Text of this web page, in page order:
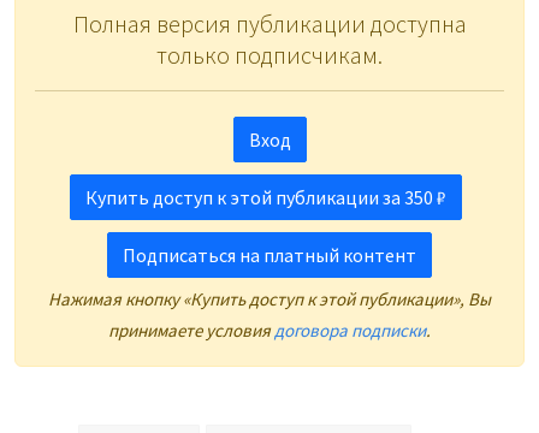
Полная версия публикации доступна
только подписчикам.
Вход
Купить доступ к этой публикации за 350 ₽
Подписаться на платный контент
Нажимая кнопку «Купить доступ к этой публикации», Вы
принимаете условия договора подписки.